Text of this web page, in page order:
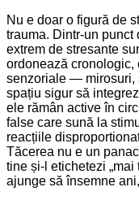
Nu e doar o figură de
trauma. Dintr-un
extrem de stresante
ordonează cronologic,
senzoriale — mirosuri,
spațiu sigur să
ele rămân active în
false care sună la
reacțiile
Tăcerea nu e un
tine și-l etichetezi „mai
ajunge să însemne